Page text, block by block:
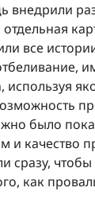
внедрили
все
используя
было
и качество
сразу,
как